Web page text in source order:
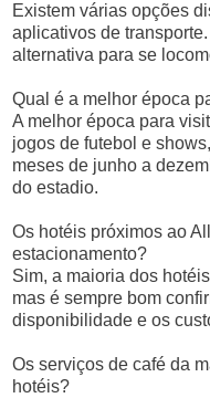
Existem várias opções
aplicativos de
alternativa para se
Qual é a melhor época
A melhor época para
jogos de futebol e
meses de junho a
do estadio.
Os hotéis próximos ao
estacionamento?
Sim, a maioria dos
mas é sempre bom
disponibilidade e os
Os serviços de café da
hotéis?